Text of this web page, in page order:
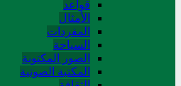
قواعد
الأمثال
المفردات
السیاحة
الصور المکتوبة
المکتبة الصوتیة